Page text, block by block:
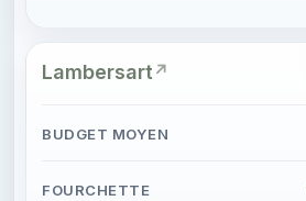
Lambersart